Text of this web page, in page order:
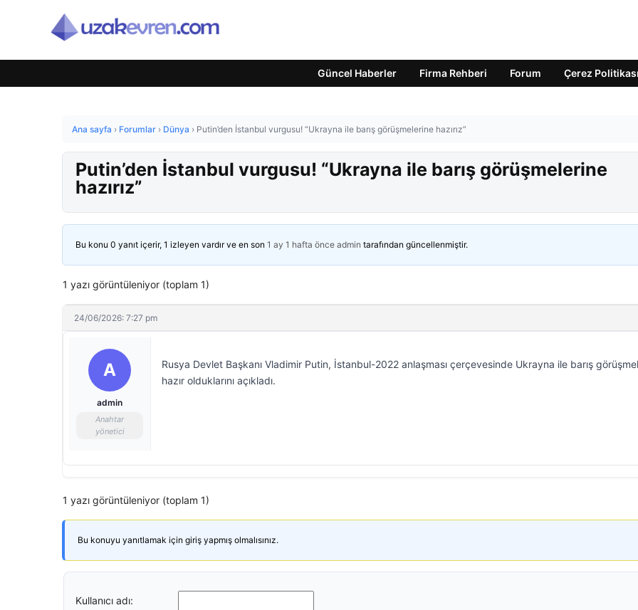
Güncel Haberler Firma Rehberi Forum Çerez Politikası
Ana sayfa › Forumlar › Dünya › Putin’den İstanbul vurgusu! “Ukrayna ile barış görüşmelerine hazırız”
Putin’den İstanbul vurgusu! “Ukrayna ile barış görüşmelerine
hazırız”
Bu konu 0 yanıt içerir, 1 izleyen vardır ve en son 1 ay 1 hafta önce admin tarafından güncellenmiştir.
1 yazı görüntüleniyor (toplam 1)
24/06/2026: 7:27 pm
A
admin
Anahtar
yönetici
Rusya Devlet Başkanı Vladimir Putin, İstanbul-2022 anlaşması çerçevesinde Ukrayna ile barış
hazır olduklarını açıkladı.
1 yazı görüntüleniyor (toplam 1)
Bu konuyu yanıtlamak için giriş yapmış olmalısınız.
Kullanıcı adı: